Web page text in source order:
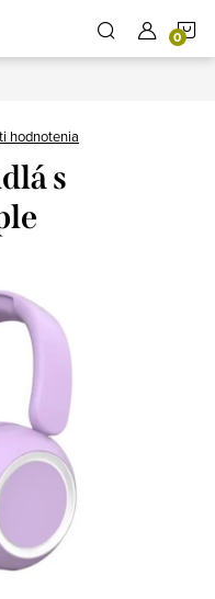
hodnotenia
s